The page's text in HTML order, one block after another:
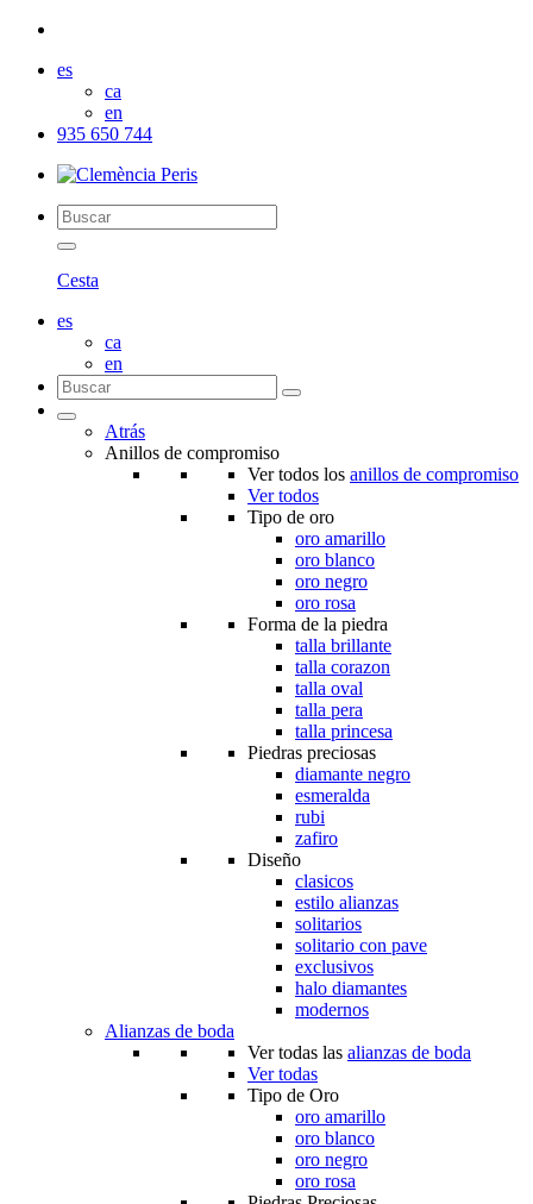
es
ca
en
935 650 744
Cesta
es
ca
en
Atrás
Anillos de compromiso
Ver todos los anillos de compromiso
Ver todos
Tipo de oro
oro amarillo
oro blanco
oro negro
oro rosa
Forma de la piedra
talla brillante
talla corazon
talla oval
talla pera
talla princesa
Piedras preciosas
diamante negro
esmeralda
rubi
zafiro
Diseño
clasicos
estilo alianzas
solitarios
solitario con pave
exclusivos
halo diamantes
modernos
Alianzas de boda
Ver todas las alianzas de boda
Ver todas
Tipo de Oro
oro amarillo
oro blanco
oro negro
oro rosa